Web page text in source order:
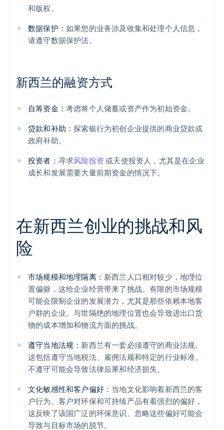
和版权。
数据保护： 如果您的业务涉及收集和处理个人信息，
请遵守数据保护法。
新西兰的融资方式
自筹资金： 考虑将个人储蓄或资产作为初始资金。
贷款和补助：探索银行为初创企业提供的商业贷款或
政府补助。
投资者： 寻求风险投资 或天使投资人，尤其是在企业
成长和发展需要大量前期资金的情况下。
在新西兰创业的挑战和风
险
市场规模和地理隔离： 新西兰人口相对较少，地理位
置偏僻，这给企业经营带来了挑战。有限的市场规模
可能会限制企业的发展潜力，尤其是那些依赖本地客
户群的企业。与世隔绝的地理位置也会导致进出口货
物的成本增加和物流方面的挑战。
遵守当地法规： 新西兰有一套必须遵守的商业法规。
这包括遵守当地税法、雇佣法规和特定的行业标准。
不遵守可能会导致法律后果和经济损失。
文化敏感性和客户偏好： 当地文化影响着新西兰的客
户行为。客户对环保和可持续产品有着强烈的偏好，
这反映了该国广泛的环保意识。忽略这些偏好可能会
导致与目标市场的脱节。